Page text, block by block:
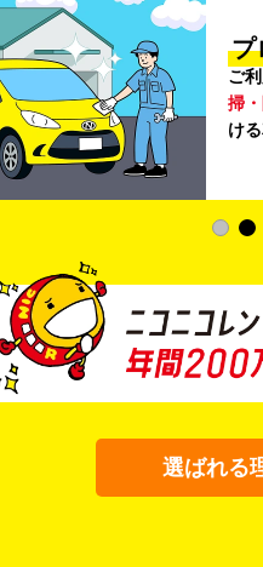
プ
ご
掃
け
選ばれる